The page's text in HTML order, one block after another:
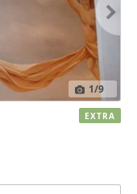
1/9
EXTRA